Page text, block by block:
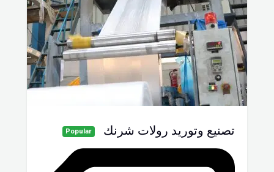
تصنيع وتوريد رولات شرنك Popular